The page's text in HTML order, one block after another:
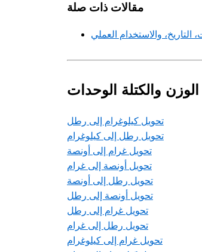
مقالات ذات صلة
التاريخ، والاستخدام العملي
والكتلة الوحدات
تحويل كيلوغرام إلى رطل
تحويل رطل إلى كيلوغرام
تحويل غرام إلى أونصة
تحويل أونصة إلى غرام
تحويل رطل إلى أونصة
تحويل أونصة إلى رطل
تحويل غرام إلى رطل
تحويل رطل إلى غرام
تحويل غرام إلى كيلوغرام